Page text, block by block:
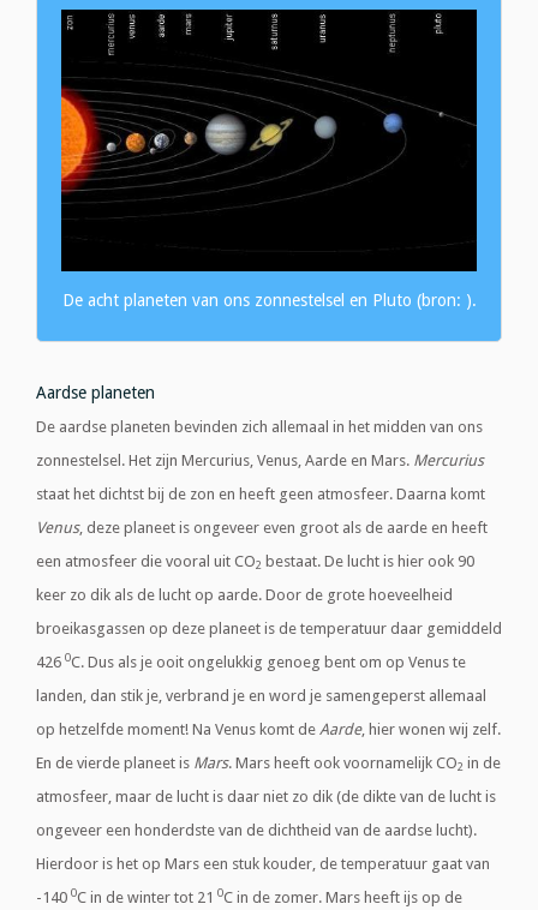
De acht planeten van ons zonnestelsel en Pluto (bron: ).
Aardse planeten
De aardse planeten bevinden zich allemaal in het midden van ons
zonnestelsel. Het zijn Mercurius, Venus, Aarde en Mars. Mercurius
staat het dichtst bij de zon en heeft geen atmosfeer. Daarna komt
Venus, deze planeet is ongeveer even groot als de aarde en heeft
een atmosfeer die vooral uit CO2 bestaat. De lucht is hier ook 90
keer zo dik als de lucht op aarde. Door de grote hoeveelheid
broeikasgassen op deze planeet is de temperatuur daar gemiddeld
426 0C. Dus als je ooit ongelukkig genoeg bent om op Venus te
landen, dan stik je, verbrand je en word je samengeperst allemaal
op hetzelfde moment! Na Venus komt de Aarde, hier wonen wij zelf.
En de vierde planeet is Mars. Mars heeft ook voornamelijk CO2 in de
atmosfeer, maar de lucht is daar niet zo dik (de dikte van de lucht is
ongeveer een honderdste van de dichtheid van de aardse lucht).
Hierdoor is het op Mars een stuk kouder, de temperatuur gaat van
-140 0C in de winter tot 21 0C in de zomer. Mars heeft ijs op de